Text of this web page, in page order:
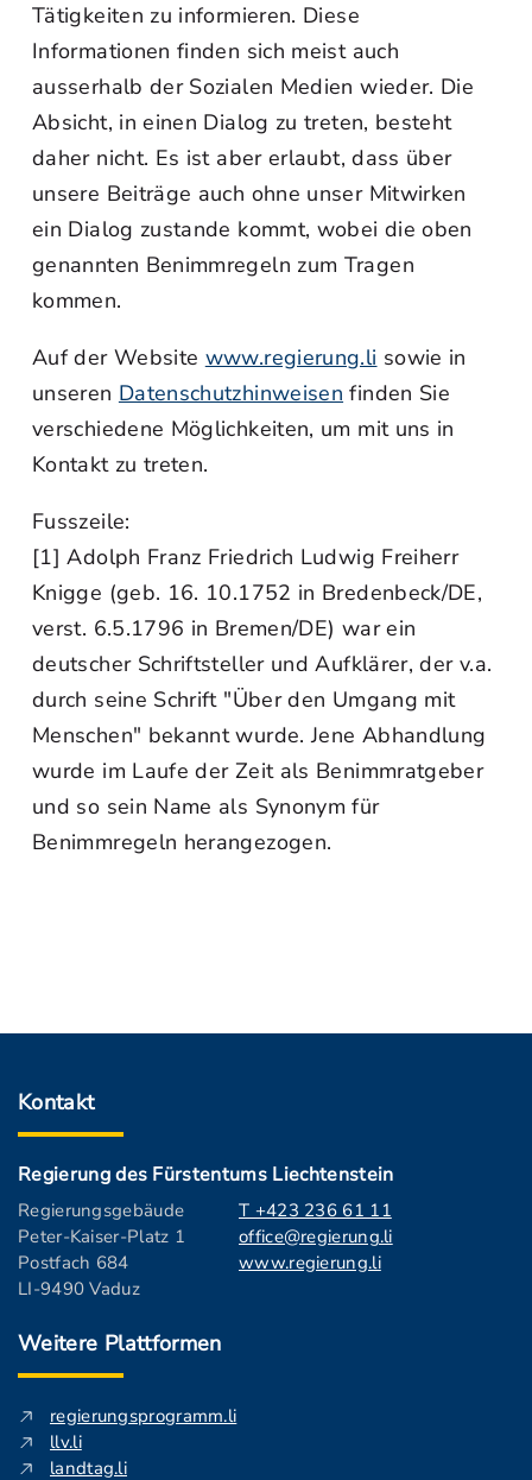
Tätigkeiten zu informieren. Diese
Informationen finden sich meist auch
ausserhalb der Sozialen Medien wieder. Die
Absicht, in einen Dialog zu treten, besteht
daher nicht. Es ist aber erlaubt, dass über
unsere Beiträge auch ohne unser Mitwirken
ein Dialog zustande kommt, wobei die oben
genannten Benimmregeln zum Tragen
kommen.
Auf der Website www.regierung.li sowie in
unseren Datenschutzhinweisen finden Sie
verschiedene Möglichkeiten, um mit uns in
Kontakt zu treten.
Fusszeile:
[1] Adolph Franz Friedrich Ludwig Freiherr
Knigge (geb. 16. 10.1752 in Bredenbeck/DE,
verst. 6.5.1796 in Bremen/DE) war ein
deutscher Schriftsteller und Aufklärer, der v.a.
durch seine Schrift "Über den Umgang mit
Menschen" bekannt wurde. Jene Abhandlung
wurde im Laufe der Zeit als Benimmratgeber
und so sein Name als Synonym für
Benimmregeln herangezogen.
Kontakt
Regierung des Fürstentums Liechtenstein
Regierungsgebäude
Peter-Kaiser-Platz 1
Postfach 684
LI-9490 Vaduz
T +423 236 61 11
office@regierung.li
www.regierung.li
Weitere Plattformen
regierungsprogramm.li
llv.li
landtag.li